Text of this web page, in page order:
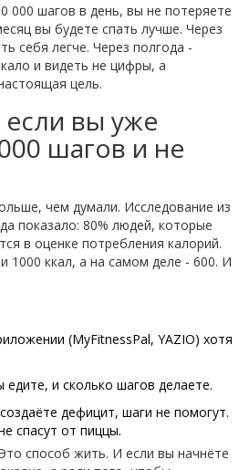
000 шагов в день, вы не потеряете
вы будете спать лучше. Через
себя легче. Через полгода -
и видеть не цифры, а
цель.
если вы уже
шагов и не
чем думали. Исследование из
показало: 80% людей, которые
в оценке потребления калорий.
1000 ккал, а на самом деле - 600. И
(MyFitnessPal, YAZIO) хотя
едите, и сколько шагов делаете.
дефицит, шаги не помогут.
спасут от пиццы.
способ жить. И если вы начнёте